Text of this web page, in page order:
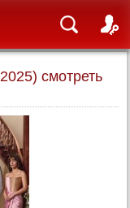
смотреть